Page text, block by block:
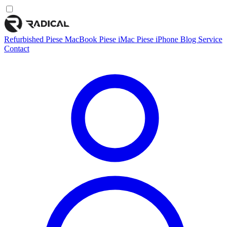
Refurbished Piese MacBook Piese iMac Piese iPhone Blog Service
Contact